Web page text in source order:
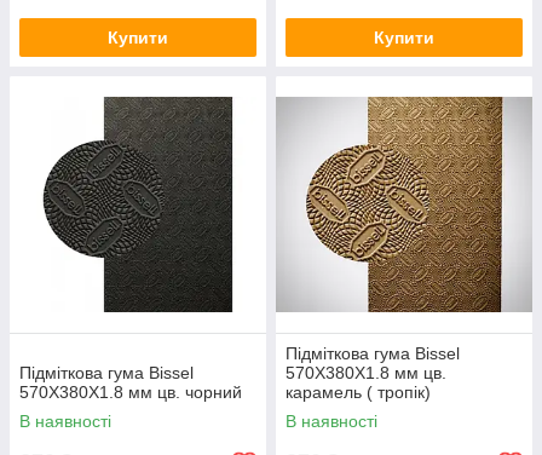
Купити Купити
Підміткова гума Bissel
570X380X1.8 мм цв. чорний
В наявності
Підміткова гума Bissel
570X380X1.8 мм цв.
карамель ( тропік)
В наявності